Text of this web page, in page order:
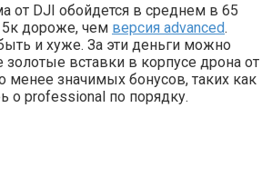
от DJI обойдется в среднем в 65
5к дороже, чем версия advanced.
и хуже. За эти деньги можно
золотые вставки в корпусе дрона от
менее значимых бонусов, таких как
о professional по порядку.